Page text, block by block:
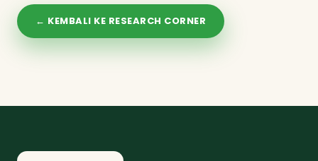
← KEMBALI KE RESEARCH CORNER